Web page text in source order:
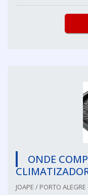
ONDE
JOAPE / PORTO ALEGRE